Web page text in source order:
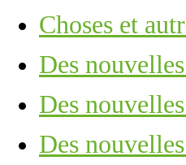
Choses et
Des
Des
Des